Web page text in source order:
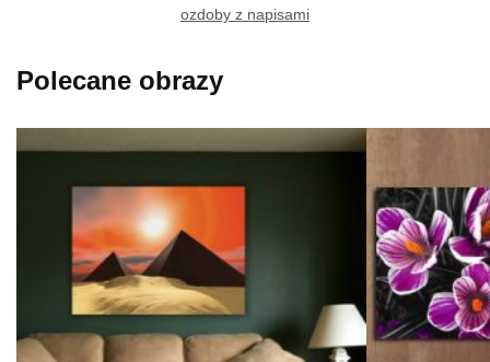
ozdoby z napisami
Polecane obrazy